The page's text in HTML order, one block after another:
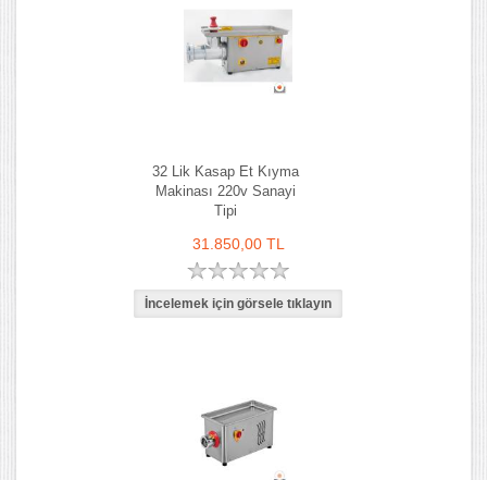
32 Lik Kasap Et Kıyma
Makinası 220v Sanayi
Tipi
31.850,00 TL